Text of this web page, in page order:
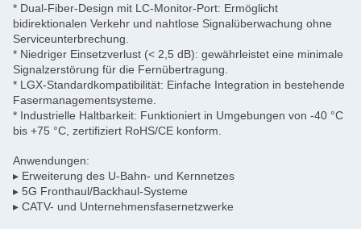
* Dual-Fiber-Design mit LC-Monitor-Port: Ermöglicht
bidirektionalen Verkehr und nahtlose Signalüberwachung ohne
Serviceunterbrechung.
* Niedriger Einsetzverlust (< 2,5 dB): gewährleistet eine minimale
Signalzerstörung für die Fernübertragung.
* LGX-Standardkompatibilität: Einfache Integration in bestehende
Fasermanagementsysteme.
* Industrielle Haltbarkeit: Funktioniert in Umgebungen von -40 °C
bis +75 °C, zertifiziert RoHS/CE konform.
Anwendungen:
▸ Erweiterung des U-Bahn- und Kernnetzes
▸ 5G Fronthaul/Backhaul-Systeme
▸ CATV- und Unternehmensfasernetzwerke